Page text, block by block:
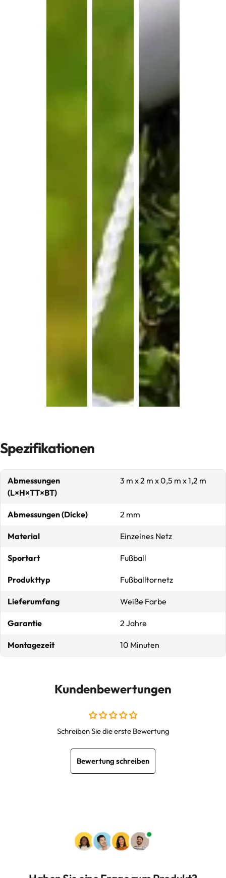
Spezifikationen
Abmessungen
(L×H×TT×BT)
3 m x 2 m x 0,5 m x 1,2 m
Abmessungen (Dicke) 2 mm
Material Einzelnes Netz
Sportart Fußball
Produkttyp Fußballtornetz
Lieferumfang Weiße Farbe
Garantie 2 Jahre
Montagezeit 10 Minuten
Kundenbewertungen
Schreiben Sie die erste Bewertung
Bewertung schreiben